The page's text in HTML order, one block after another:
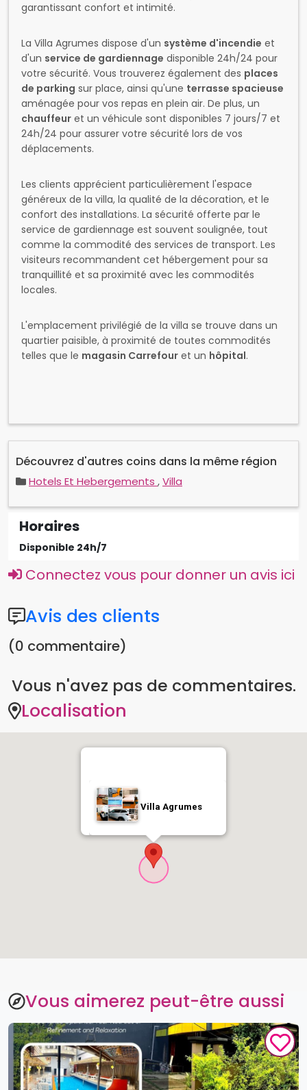
d'unservice de gardiennage disponible 24h/24 pour
votre sécurité. Vous trouverez également desplaces
de parkingsur place, ainsi qu'uneterrasse spacieuse
aménagée pour vos repas en plein air. De plus, un
chauffeuret un véhicule sont disponibles 7 jours/7 et
24h/24 pour assurer votre sécurité lors de vos
déplacements.
généreux de la villa, la qualité de la décoration, et le
confort des installations. La sécurité offerte par le
service de gardiennage est souvent soulignée, tout
comme la commodité des services de transport. Les
visiteurs recommandent cet hébergement pour sa
tranquillité et sa proximité avec les commodités
locales.
quartier paisible, à proximité de toutes commodités
telles que lemagasin Carrefouret unhôpital.
Découvrez d'autres coins dans la même région
Hotels Et Hebergements ,Villa
Horaires
Disponible 24h/7
Connectez vous pour donner un avis ici
(0 commentaire)
Localisation